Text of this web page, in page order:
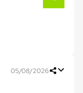
05/08/2026